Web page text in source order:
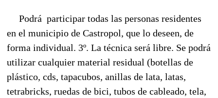
Podrá participar todas las personas residentes
en el municipio de Castropol, que lo deseen, de
forma individual. 3º. La técnica será libre. Se podrá
utilizar cualquier material residual (botellas de
plástico, cds, tapacubos, anillas de lata, latas,
tetrabricks, ruedas de bici, tubos de cableado, tela,